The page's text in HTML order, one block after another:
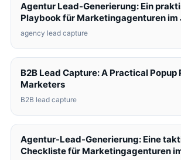
Agentur Lead-Generierung: Ein
Playbook für Marketingagenturen im
agency lead capture
B2B Lead Capture: A Practical
Marketers
B2B lead capture
Agentur-Lead-Generierung: Eine
Checkliste für Marketingagenturen